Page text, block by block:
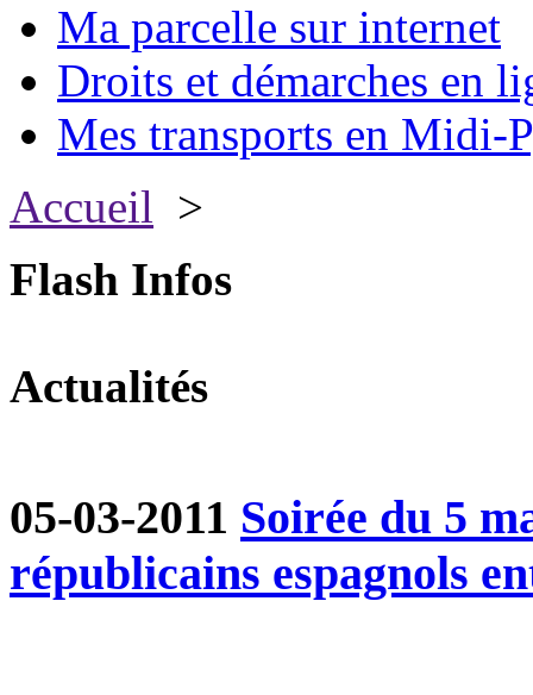
Ma parcelle sur internet
Droits et démarches en
Mes transports en Midi-
Accueil >
Flash Infos
Actualités
05-03-2011 Soirée du 5
républicains espagnols